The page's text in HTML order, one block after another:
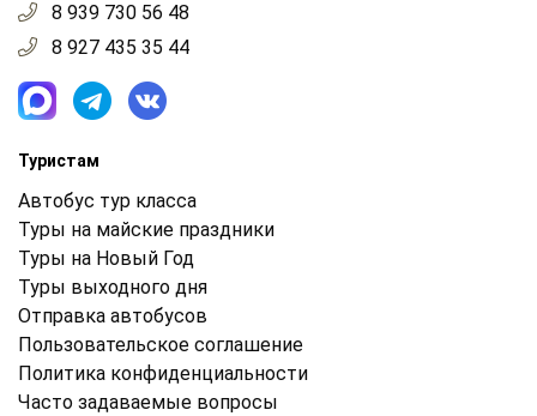
8 939 730 56 48
8 927 435 35 44
Туристам
Автобус тур класса
Туры на майские праздники
Туры на Новый Год
Туры выходного дня
Отправка автобусов
Пользовательское соглашение
Политика конфиденциальности
Часто задаваемые вопросы